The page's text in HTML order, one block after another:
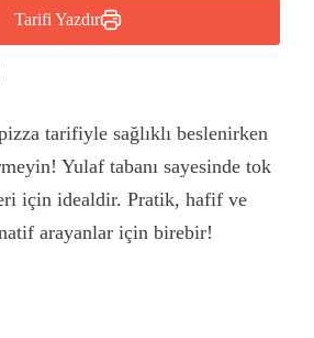
Tarifi Yazdır
tarifiyle sağlıklı beslenirken
Yulaf tabanı sayesinde tok
için idealdir. Pratik, hafif ve
arayanlar için birebir!